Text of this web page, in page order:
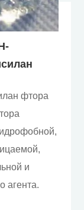
фтора
и
агента.